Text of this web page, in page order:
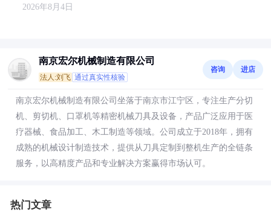
2026年8月4日
南京宏尔机械制造有限公司
法人:刘飞 通过真实性核验
咨询 进店
南京宏尔机械制造有限公司坐落于南京市江宁区，专注生产分切
机、剪切机、口罩机等精密机械刀具及设备，产品广泛应用于医
疗器械、食品加工、木工制造等领域。公司成立于2018年，拥有
成熟的机械设计制造技术，提供从刀具定制到整机生产的全链条
服务，以高精度产品和专业解决方案赢得市场认可。
热门文章